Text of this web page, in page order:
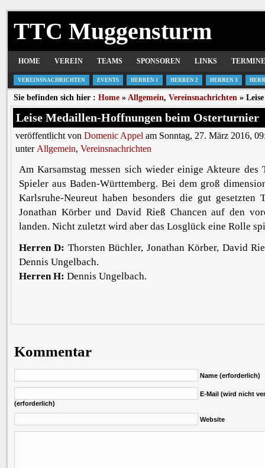
TTC Muggensturm
HOME VEREIN TEAMS SPONSOREN LINKS TERMINE
VEREINSNACHRICHTEN EVENTS HERREN 1 HERREN 2 HERREN 3
Sie befinden sich hier : Home » Allgemein, Vereinsnachrichten »
Leise Medaillen-Hoffnungen beim Osterturnier
veröffentlicht von Domenic Appel am Sonntag, 27. März 2016,
unter Allgemein, Vereinsnachrichten
Am Karsamstag messen sich wieder einige Akteure des
Spieler aus Baden-Württemberg. Bei dem groß
Karlsruhe-Neureut haben besonders die gut gesetzten
Jonathan Körber und David Rieß Chancen auf den
landen. Nicht zuletzt wird aber das Losglück eine Rolle
Herren D: Thorsten Büchler, Jonathan Körber, David
Dennis Ungelbach.
Herren H: Dennis Ungelbach.
Kommentar
Name (erforderlich)
E-Mail (wird nicht
(erforderlich)
Website